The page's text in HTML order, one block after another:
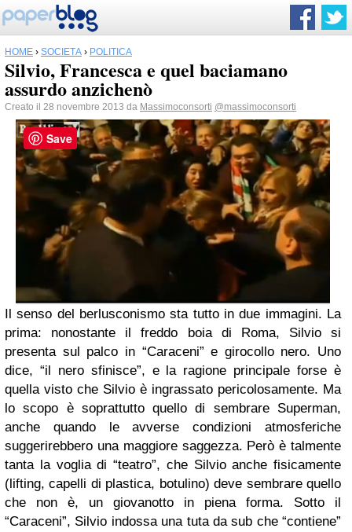
HOME › SOCIETÀ › POLITICA
Silvio, Francesca e quel baciamano
assurdo anzichenò
Creato il 28 novembre 2013 da Massimoconsorti @massimoconsorti
Il senso del berlusconismo sta tutto in due immagini. La
prima: nonostante il freddo boia di Roma, Silvio si
presenta sul palco in “Caraceni” e girocollo nero. Uno
dice, “il nero sfinisce”, e la ragione principale forse è
quella visto che Silvio è ingrassato pericolosamente. Ma
lo scopo è soprattutto quello di sembrare Superman,
anche quando le avverse condizioni atmosferiche
suggerirebbero una maggiore saggezza. Però è talmente
tanta la voglia di “teatro”, che Silvio anche fisicamente
(lifting, capelli di plastica, botulino) deve sembrare quello
che non è, un giovanotto in piena forma. Sotto il
“Caraceni”, Silvio indossa una tuta da sub che “contiene”
Save